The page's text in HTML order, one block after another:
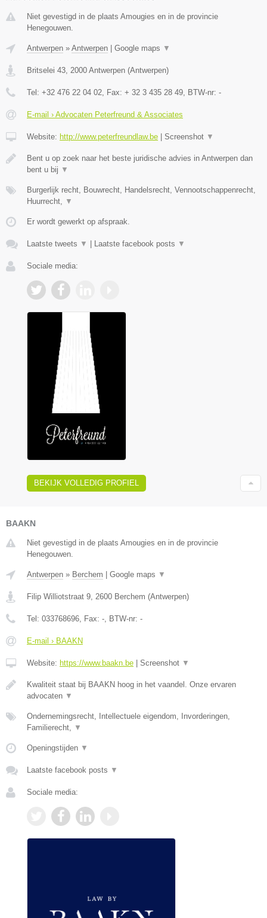
Niet gevestigd in de plaats Amougies en in de provincie
Henegouwen.
Antwerpen » Antwerpen Google maps ▼
Britselei 43, 2000 Antwerpen (Antwerpen)
Tel: +32 476 22 04 02, Fax: + 32 3 435 28 49, BTW-nr: -
E-mail › Advocaten Peterfreund & Associates
Website: http://www.peterfreundlaw.be Screenshot ▼
Bent u op zoek naar het beste juridische advies in Antwerpen dan
bent u bij ▼
Burgerlijk recht, Bouwrecht, Handelsrecht, Vennootschappenrecht,
Huurrecht, ▼
Er wordt gewerkt op afspraak.
Laatste tweets ▼ Laatste facebook posts ▼
Sociale media:
BEKIJK VOLLEDIG PROFIEL
BAAKN
Niet gevestigd in de plaats Amougies en in de provincie
Henegouwen.
Antwerpen » Berchem Google maps ▼
Filip Williotstraat 9, 2600 Berchem (Antwerpen)
Tel: 033768696, Fax: -, BTW-nr: -
E-mail › BAAKN
Website: https://www.baakn.be Screenshot ▼
Kwaliteit staat bij BAAKN hoog in het vaandel. Onze ervaren
advocaten ▼
Ondernemingsrecht, Intellectuele eigendom, Invorderingen,
Familierecht, ▼
Openingstijden ▼
Laatste facebook posts ▼
Sociale media: